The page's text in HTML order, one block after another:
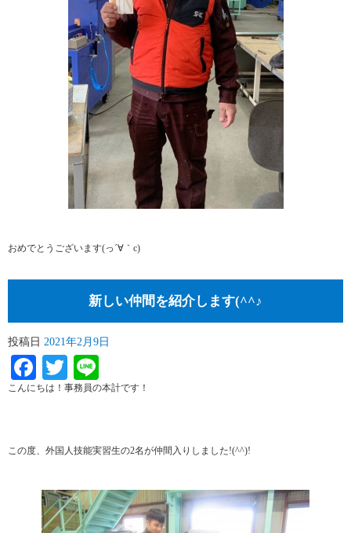
おめでとうございます(っ´∀｀c)
新しい仲間を紹介します(^^♪
投稿日 2021年2月9日
Facebook
Twitter
こんにちは！事務員の本計です！
この度、外国人技能実習生の2名が仲間入りしました!(^^)!